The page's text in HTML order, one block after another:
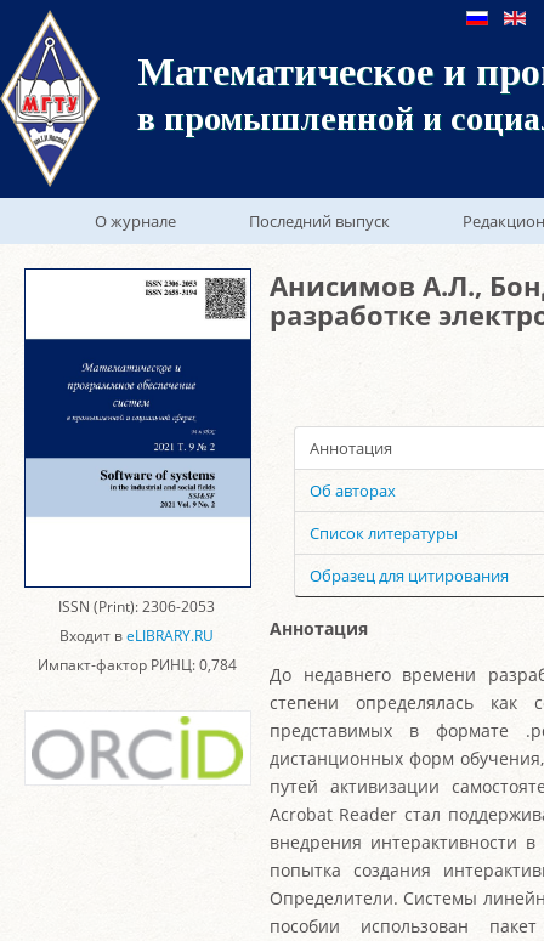
Математическое и
в промышленной и
О журнале Последний выпуск
ISSN (Print): 2306-2053
Входит вeLIBRARY.RU
Импакт-фактор РИНЦ: 0,784
Анисимов А.Л.,
разработке
Аннотация
Об авторах
Список литературы
Образец для цитирования
Аннотация
До недавнего времени
степени определялась как
представимых в формате
дистанционных форм
путей активизации
Acrobat Reader стал
внедрения интерактивности
попытка создания
Определители. Системы
пособии использован